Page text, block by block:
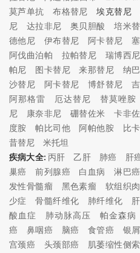
莫芦单抗
布格替尼 埃克替尼
尼
达拉非尼 奥贝胆酸 培米
德他尼
伊布替尼 阿卡替尼
阿伐曲泊帕
拉帕替尼 瑞博西尼
帕尼
图卡替尼 来那替尼 纳
沙替尼
阿卡替尼 博舒替尼
阿那格雷
厄达替尼 替莫唑胺
尼
康奈非尼 硼替佐米 卡非
度胺
帕比司他 阿帕他胺 比
昔替尼
米托坦
疾病大全: 丙肝 乙肝 肺癌 肝
巢癌
前列腺癌 白血病 淋巴癌
发性骨髓瘤
黑色素瘤 软组织
少症
骨髓纤维化 肺纤维化
酸血症
肺动脉高压 帕金森病
癌
鼻咽癌 脑癌 食管癌 银
宫颈癌
头颈部癌 肌萎缩性侧